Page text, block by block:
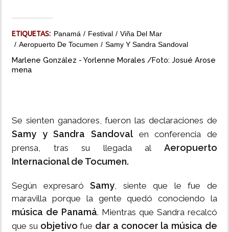
ETIQUETAS: Panamá Festival
Viña Del Mar
Aeropuerto De Tocumen
Samy Y Sandra Sandoval
Marlene González - Yorlenne Morales /Foto: Josué Arose
mena
Se sienten ganadores, fueron las declaraciones de
Samy y Sandra Sandovalen conferencia de
prensa, tras su llegada al Aeropuerto
Internacional de Tocumen.
Según expresaróSamy, siente que le fue de
maravilla porque la gente quedó conociendo la
música de Panamá. Mientras que Sandra recalcó
que su objetivo fue dar a conocer la música de